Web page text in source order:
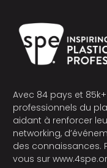
Avec 84 pays et
professionnels du
aidant à renforcer
networking,
des connaissances.
vous sur